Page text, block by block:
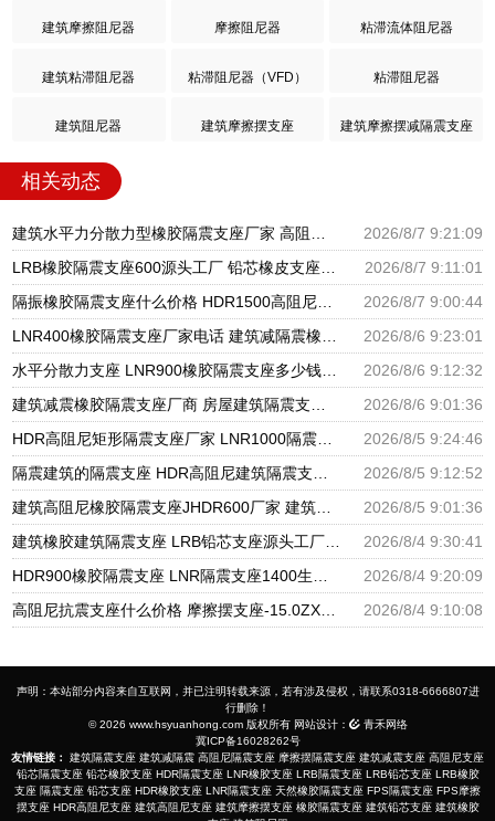
建筑摩擦阻尼器 摩擦阻尼器 粘滞流体阻尼器
建筑粘滞阻尼器 粘滞阻尼器（VFD） 粘滞阻尼器
建筑阻尼器 建筑摩擦摆支座 建筑摩擦摆减隔震支座
相关动态
建筑水平力分散力型橡胶隔震支座厂家 高阻尼减隔震橡胶支座 LRB300橡胶隔震支座厂家电话
2026/8/7 9:21:09
LRB橡胶隔震支座600源头工厂 铅芯橡皮支座生产厂家 建筑橡胶抗震支座厂商生产厂家
2026/8/7 9:11:01
隔振橡胶隔震支座什么价格 HDR1500高阻尼支座厂家 LNR水平分散形隔震支座源头工厂
2026/8/7 9:00:44
LNR400橡胶隔震支座厂家电话 建筑减隔震橡胶支座什么价格 天然橡胶隔震支座LNR900源头工厂
2026/8/6 9:23:01
水平分散力支座 LNR900橡胶隔震支座多少钱 建筑橡胶抗震支座厂家
2026/8/6 9:12:32
建筑减震橡胶隔震支座厂商 房屋建筑隔震支座什么价格 房屋建筑抗震橡胶隔震支座
2026/8/6 9:01:36
HDR高阻尼矩形隔震支座厂家 LNR1000隔震橡胶支座 LRB隔震支座800
2026/8/5 9:24:46
隔震建筑的隔震支座 HDR高阻尼建筑隔震支座 LNR1300橡胶隔震支座
2026/8/5 9:12:52
建筑高阻尼橡胶隔震支座JHDR600厂家 建筑隔振支座源头工厂 LNR700建筑隔震支座生产加工
2026/8/5 9:01:36
建筑橡胶建筑隔震支座 LRB铅芯支座源头工厂 高阻尼隔震支座支座生产厂家
2026/8/4 9:30:41
HDR900橡胶隔震支座 LNR隔震支座1400生产厂家 LNR1200天然隔震支座生产厂家
2026/8/4 9:20:09
高阻尼抗震支座什么价格 摩擦摆支座-15.0ZX支座的生产厂家 建筑橡胶减隔震支座源头工厂
2026/8/4 9:10:08
声明：本站部分内容来自互联网，并已注明转载来源，若有涉及侵权，请联系0318-6666807进
行删除！
© 2026 www.hsyuanhong.com 版权所有 网站设计：
青禾网络
冀ICP备16028262号
友情链接：
建筑隔震支座 建筑减隔震 高阻尼隔震支座 摩擦摆隔震支座 建筑减震支座 高阻尼支座
铅芯隔震支座 铅芯橡胶支座 HDR隔震支座 LNR橡胶支座 LRB隔震支座 LRB铅芯支座 LRB橡胶
支座 隔震支座 铅芯支座 HDR橡胶支座 LNR隔震支座 天然橡胶隔震支座 FPS隔震支座 FPS摩擦
摆支座 HDR高阻尼支座 建筑高阻尼支座 建筑摩擦摆支座 橡胶隔震支座 建筑铅芯支座 建筑橡胶